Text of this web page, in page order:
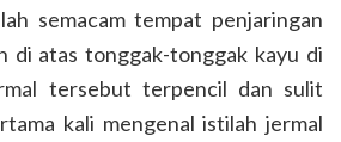
semacam tempat penjaringan
di atas tonggak-tonggak kayu di
tersebut terpencil dan sulit
kali mengenal istilah jermal